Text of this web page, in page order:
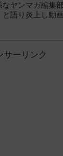
ヤンマガ編集
語り炎上し動
サーリンク